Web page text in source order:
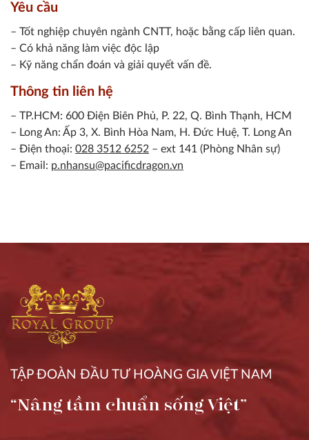
Yêu cầu
– Tốt nghiệp chuyên ngành CNTT, hoặc bằng cấp liên quan.
– Có khả năng làm việc độc lập
– Kỹ năng chẩn đoán và giải quyết vấn đề.
Thông tin liên hệ
– TP.HCM: 600 Điện Biên Phủ, P. 22, Q. Bình Thạnh, HCM
– Long An: Ấp 3, X. Bình Hòa Nam, H. Đức Huệ, T. Long An
– Điện thoại: 028 3512 6252 – ext 141 (Phòng Nhân sự)
– Email: p.nhansu@pacificdragon.vn
TẬP ĐOÀN ĐẦU TƯ HOÀNG GIA VIỆT NAM
“Nâng tầm chuẩn sống Việt”